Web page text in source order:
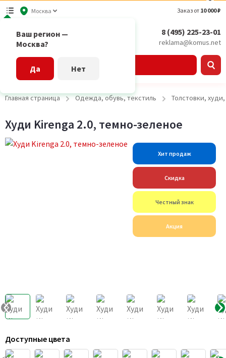
Москва
Ваш регион —
Москва?
Да Нет
Заказ от 10 000 ₽
8 (495) 225-23-01
reklama@komus.net
Главная страница Одежда, обувь, текстиль Толстовки,
Худи Kirenga 2.0, темно-зеленое
Хит продаж
Скидка
Честный знак
Акция
Доступные цвета